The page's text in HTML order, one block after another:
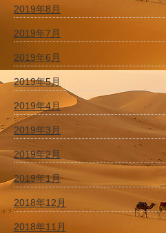
2019年8月
2019年7月
2019年6月
2019年5月
2019年4月
2019年3月
2019年2月
2019年1月
2018年12月
2018年11月